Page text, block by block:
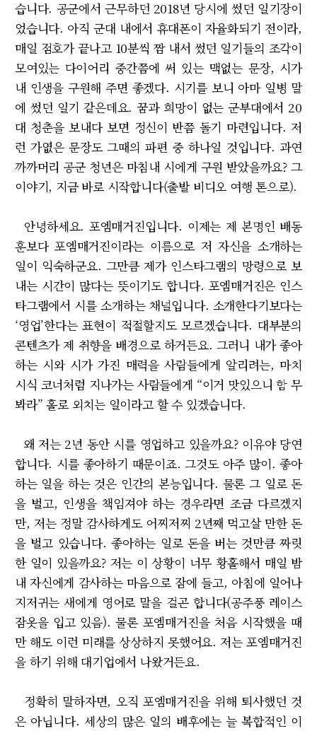
습니다. 공군에서 근무하던 2018년 당시에 썼던 일기장이
었습니다. 아직 군대 내에서 휴대폰이 자율화되기 전이라,
매일 점호가 끝나고 10분씩 짬 내서 썼던 일기들의 조각이
모여있는 다이어리 중간쯤에 써 있는 맥없는 문장, 시가
내 인생을 구원해 주면 좋겠다. 시기를 보니 아마 일병 말
에 썼던 일기 같은데요. 꿈과 희망이 없는 군부대에서 20
대 청춘을 보내다 보면 정신이 반쯤 돌기 마련입니다. 저
런 가엾은 문장도 그때의 파편 중 하나일 것입니다. 과연
까까머리 공군 청년은 마침내 시에게 구원 받았을까요? 그
이야기, 지금 바로 시작합니다(출발 비디오 여행 톤으로).
안녕하세요. 포엠매거진입니다. 이제는 제 본명인 배동
훈보다 포엠매거진이라는 이름으로 저 자신을 소개하는
일이 익숙하군요. 그만큼 제가 인스타그램의 망령으로 보
내는 시간이 많다는 뜻이기도 합니다. 포엠매거진은 인스
타그램에서 시를 소개하는 채널입니다. 소개한다기보다는
‘영업’한다는 표현이 적절할지도 모르겠습니다. 대부분의
콘텐츠가 제 취향을 배경으로 하거든요. 그러니 내가 좋아
하는 시와 시가 가진 매력을 사람들에게 알리려는, 마치
시식 코너처럼 지나가는 사람들에게 “이거 맛있으니 함 무
봐라” 홀로 외치는 일이라고 할 수 있겠습니다.
왜 저는 2년 동안 시를 영업하고 있을까요? 이유야 당연
합니다. 시를 좋아하기 때문이죠. 그것도 아주 많이. 좋아
하는 일을 하는 것은 인간의 본능입니다. 물론 그 일로 돈
을 벌고, 인생을 책임져야 하는 경우라면 조금 다르겠지
만, 저는 정말 감사하게도 어찌저찌 2년째 먹고살 만한 돈
을 벌고 있습니다. 좋아하는 일로 돈을 버는 것만큼 짜릿
한 일이 있을까요? 저는 이 상황이 너무 황홀해서 매일 밤
내 자신에게 감사하는 마음으로 잠에 들고, 아침에 일어나
지저귀는 새에게 영어로 말을 걸곤 합니다(공주풍 레이스
잠옷을 입고 있음). 물론 포엠매거진을 처음 시작했을 때
만 해도 이런 미래를 상상하지 못했어요. 저는 포엠매거진
을 하기 위해 대기업에서 나왔거든요.
정확히 말하자면, 오직 포엠매거진을 위해 퇴사했던 것
은 아닙니다. 세상의 많은 일의 배후에는 늘 복합적인 이